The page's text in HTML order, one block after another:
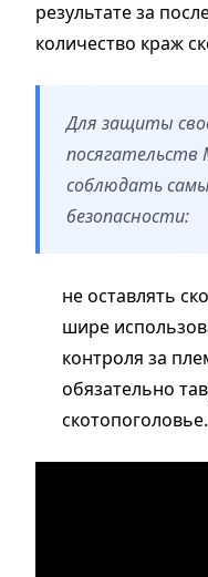
результате за
количество краж
Для защиты
посягательств
соблюдать
безопасности:
не оставлять
шире
контроля за
обязательно
скотопоголовье.